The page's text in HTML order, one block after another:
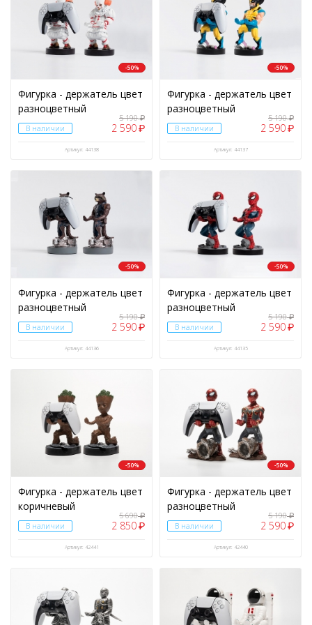
Чехол для iPhone
(38)
Чехол тактический
Шапки
(131)
(1)
Эспандеры
(2)
-50%
Фигурка - держатель цвет
разноцветный
В наличии
5 190₽
2 590₽
Артикул: 44138
-50%
Фигурка - держатель цвет
разноцветный
В наличии
5 190₽
2 590₽
Артикул: 44137
-50%
Фигурка - держатель цвет
разноцветный
В наличии
5 190₽
2 590₽
Артикул: 44136
-50%
Фигурка - держатель цвет
разноцветный
В наличии
5 190₽
2 590₽
Артикул: 44135
-50%
Фигурка - держатель цвет
коричневый
В наличии
5 690₽
2 850₽
Артикул: 42441
-50%
Фигурка - держатель цвет
разноцветный
В наличии
5 190₽
2 590₽
Артикул: 42440